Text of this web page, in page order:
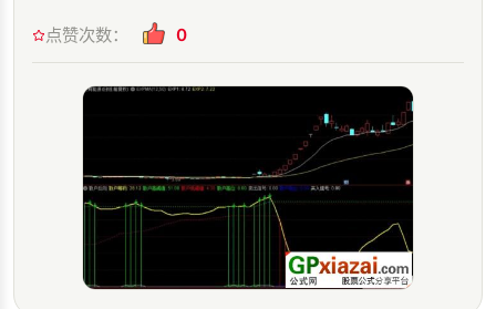
点赞次数： 0